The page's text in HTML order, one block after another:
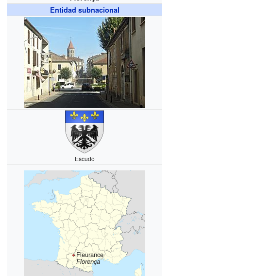
Entidad subnacional
Escudo
Fleurance
Florença